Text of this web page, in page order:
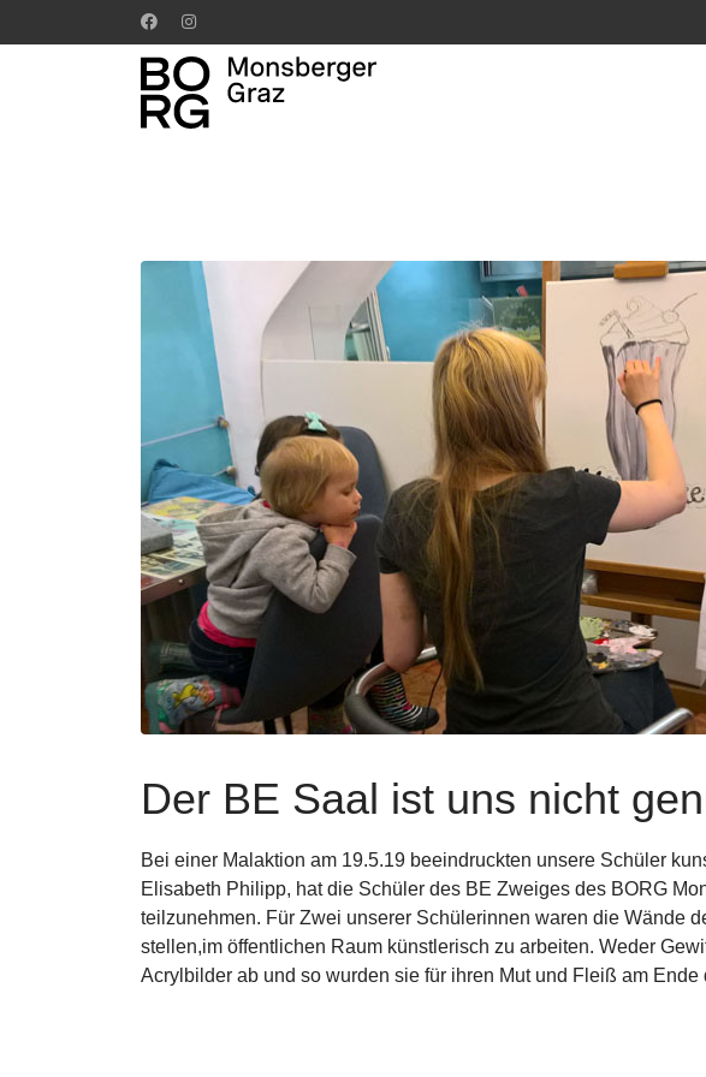
Der BE Saal ist uns nicht
Bei einer Malaktion am 19.5.19 beeindruckten unsere Schüler
Elisabeth Philipp, hat die Schüler des BE Zweiges des BORG
teilzunehmen. Für Zwei unserer Schülerinnen waren die Wände
stellen,im öffentlichen Raum künstlerisch zu arbeiten. Weder
Acrylbilder ab und so wurden sie für ihren Mut und Fleiß am